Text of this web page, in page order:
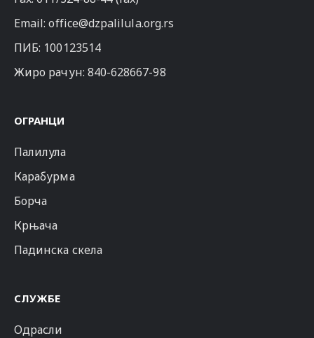
Email:office@dzpalilula.org.rs
ПИБ: 100123514
Жиро рачун: 840-628667-98
ОГРАНЦИ
Палилула
Карабурма
Борча
Крњача
Падинска скела
СЛУЖБЕ
Одрасли